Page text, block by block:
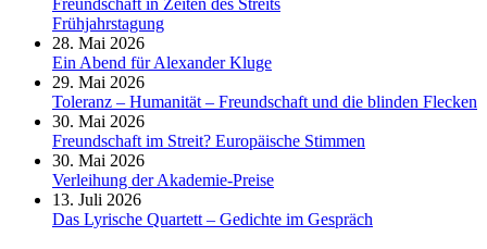
Frühjahrstagung
28. Mai 2026
Ein Abend für Alexander Kluge
29. Mai 2026
Toleranz – Humanität – Freundschaft und die blinden Flecken
30. Mai 2026
Freundschaft im Streit? Europäische Stimmen
30. Mai 2026
Verleihung der Akademie-Preise
13. Juli 2026
Das Lyrische Quartett – Gedichte im Gespräch